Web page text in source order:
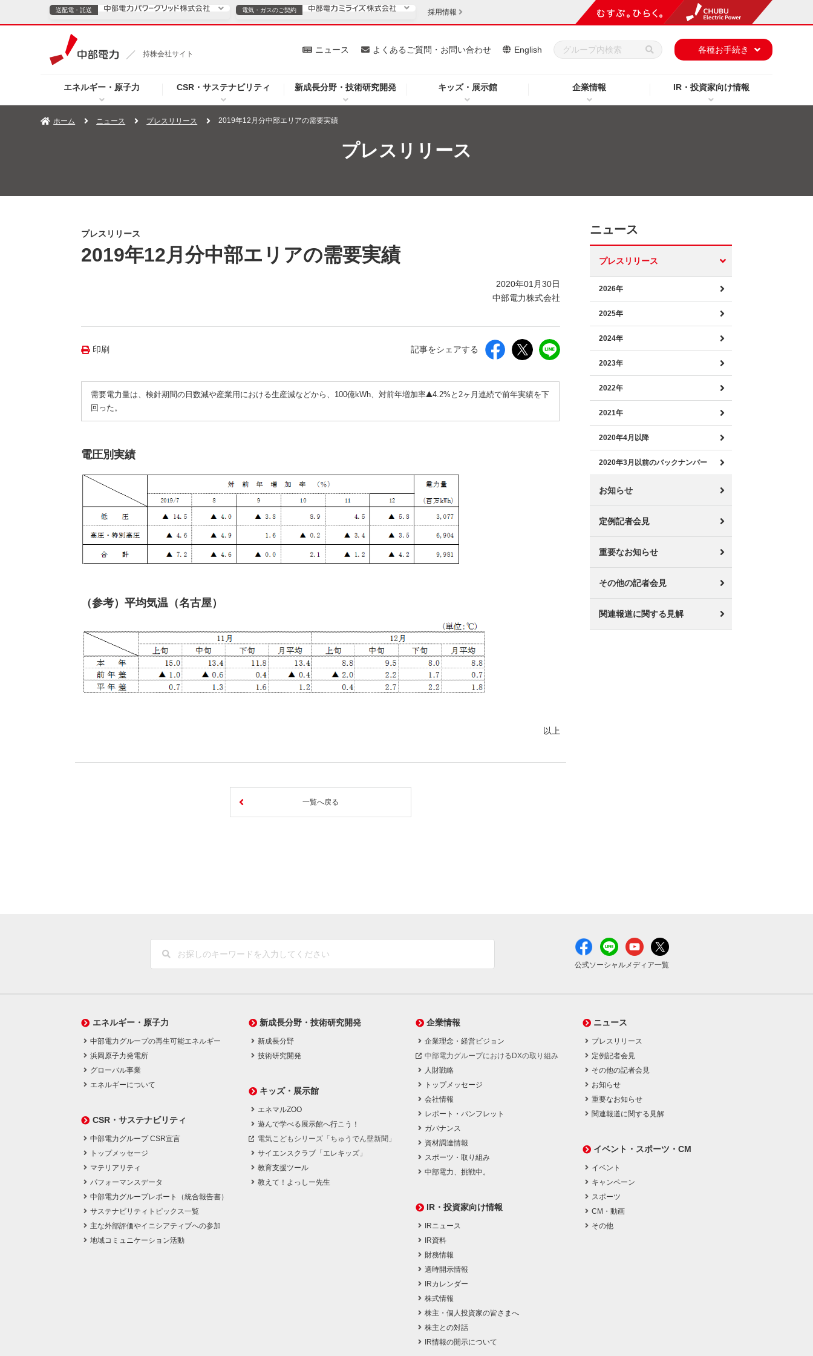
持株会社サイト
エネルギー・原子力 CSR・サステナビリティ 新成長分野・技術研究開発 キッズ・展示館 企業情報 IR・投資家向け情報
ニュース よくあるご質問・お問い合わせ English 各種お手続き
送配電・託送
TOPページへ ご案内 安定供給
企業情報
電気・ガスのご契約
電気・ガスのご契約
TOPページへ 個人のお客さま 法人のお客さま
採用情報
ホーム ニュース プレスリリース 2019年12月分中部エリアの需要実績
プレスリリース
プレスリリース
2019年12月分中部エリアの需要実績
2020年01月30日
中部電力株式会社
印刷 記事をシェアする
需要電力量は、検針期間の日数減や産業用における生産減などから、100億kWh、対前年増加率
4.2%と2ヶ月連続で前年実績を下
回った。
電圧別実績
（参考）平均気温（名古屋）
以上
一覧へ戻る
ニュース
プレスリリース
2026年
2025年
2024年
2023年
2022年
2021年
2020年4月以降
2020年3月以前のバックナンバー
お知らせ
定例記者会見
重要なお知らせ
その他の記者会見
関連報道に関する見解
公式ソーシャルメディア一覧
エネルギー・原子力
中部電力グループの再生可能エネルギー
浜岡原子力発電所
グローバル事業
エネルギーについて
CSR・サステナビリティ
中部電力グループ CSR宣言
トップメッセージ
マテリアリティ
パフォーマンスデータ
中部電力グループレポート（統合報告書）
サステナビリティトピックス一覧
主な外部評価やイニシアティブへの参加
地域コミュニケーション活動
新成長分野・技術研究開発
新成長分野
技術研究開発
キッズ・展示館
エネマルZOO
遊んで学べる展示館へ行こう！
電気こどもシリーズ「ちゅうでん壁新聞」
サイエンスクラブ「エレキッズ」
教育支援ツール
教えて！よっしー先生
企業情報
企業理念・経営ビジョン
中部電力グループにおけるDXの取り組み
人財戦略
トップメッセージ
会社情報
レポート・パンフレット
ガバナンス
資材調達情報
スポーツ・取り組み
中部電力、挑戦中。
IR・投資家向け情報
IRニュース
IR資料
財務情報
適時開示情報
IRカレンダー
株式情報
株主・個人投資家の皆さまへ
株主との対話
IR情報の開示について
ニュース
プレスリリース
定例記者会見
その他の記者会見
お知らせ
重要なお知らせ
関連報道に関する見解
イベント・スポーツ・CM
イベント
キャンペーン
スポーツ
CM・動画
その他